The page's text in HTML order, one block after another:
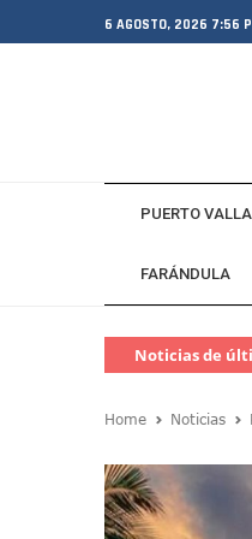
6 AGOSTO, 2026 7:56
PUERTO
FARÁNDULA
Noticias de
Home Noticias